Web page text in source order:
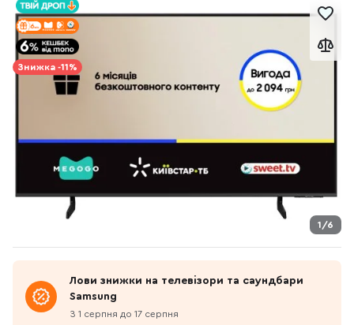
1/6
Знижка -11%
Лови знижки на телевізори та саундбари
Samsung
З 1 серпня до 17 серпня